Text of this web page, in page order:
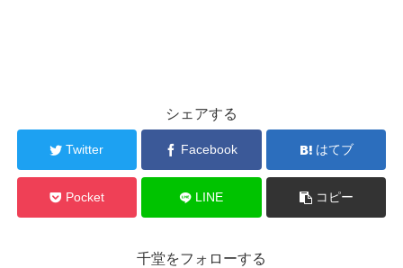
シェアする
Twitter Facebook はてブ
Pocket LINE コピー
千堂をフォローする